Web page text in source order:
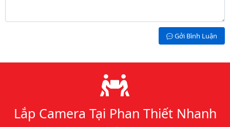
Gởi Bình Luận
Lý do chọn chúng tôi
Lắp Camera Tại Phan Thiết Nhanh